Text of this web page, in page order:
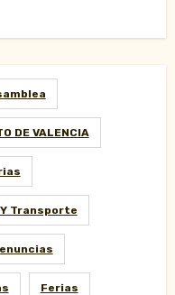
DE VALENCIA
Transporte
Ferias